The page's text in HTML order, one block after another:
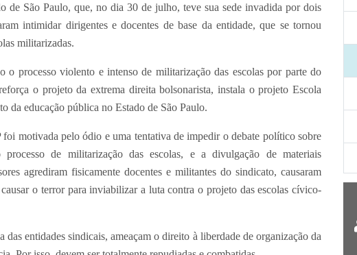
de São Paulo, que, no dia 30 de julho, teve sua sede invadida por dois
intimidar dirigentes e docentes de base da entidade, que se tornou
militarizadas.
o processo violento e intenso de militarização das escolas por parte do
o projeto da extrema direita bolsonarista, instala o projeto Escola
da educação pública no Estado de São Paulo.
pelo ódio e uma tentativa de impedir o debate político sobre
de militarização das escolas, e a divulgação de materiais
agrediram fisicamente docentes e militantes do sindicato, causaram
o terror para inviabilizar a luta contra o projeto das escolas cívico-
das entidades sindicais, ameaçam o direito à liberdade de organização da